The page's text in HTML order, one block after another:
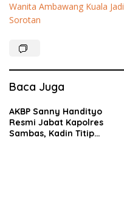
Wanita Ambawang Kuala Jadi
Sorotan
Baca Juga
AKBP Sanny Handityo
Resmi Jabat Kapolres
Sambas, Kadin Titip